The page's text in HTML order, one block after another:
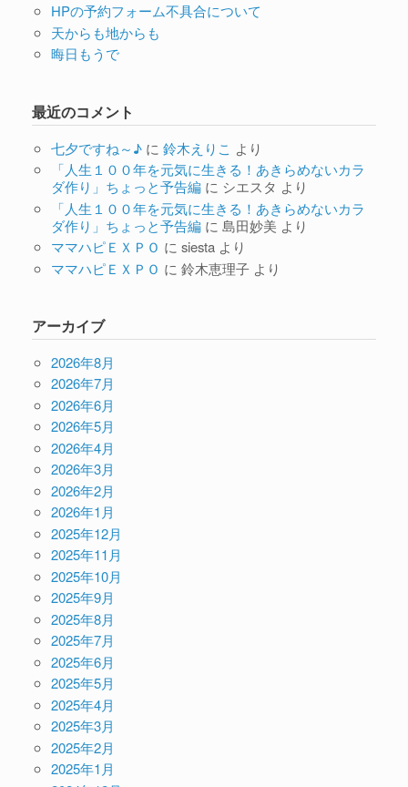
HPの予約フォーム不具合について
天からも地からも
晦日もうで
最近のコメント
七夕ですね～♪に 鈴木えりこ より
「人生１００年を元気に生きる！あきらめないカラ
ダ作り」ちょっと予告編に シエスタ より
「人生１００年を元気に生きる！あきらめないカラ
ダ作り」ちょっと予告編に 島田妙美 より
ママハピＥＸＰＯ に siestaより
ママハピＥＸＰＯ に 鈴木恵理子より
アーカイブ
2026年8月
2026年7月
2026年6月
2026年5月
2026年4月
2026年3月
2026年2月
2026年1月
2025年12月
2025年11月
2025年10月
2025年9月
2025年8月
2025年7月
2025年6月
2025年5月
2025年4月
2025年3月
2025年2月
2025年1月